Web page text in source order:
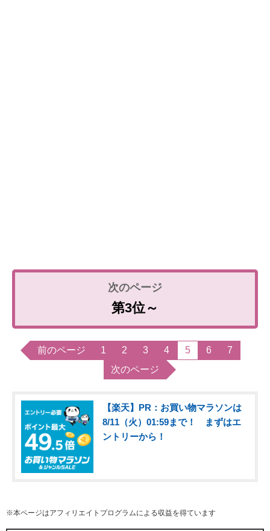
第3位～
前のページ 1 2 3 4 5 6
7
次のページ
【楽天】PR：お買い物マラソンは
8/11（火）01:59まで！ まずはエ
ントリーから！
※本ページはアフィリエイトプログラムによる収益を得ています